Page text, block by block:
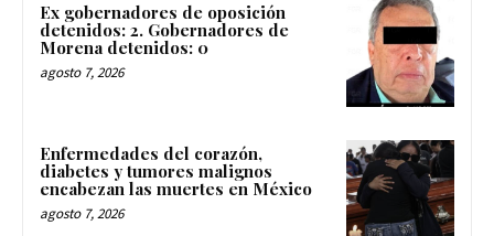
Ex gobernadores de oposición
detenidos: 2. Gobernadores de
Morena detenidos: 0
agosto 7, 2026
Enfermedades del corazón,
diabetes y tumores malignos
encabezan las muertes en México
agosto 7, 2026